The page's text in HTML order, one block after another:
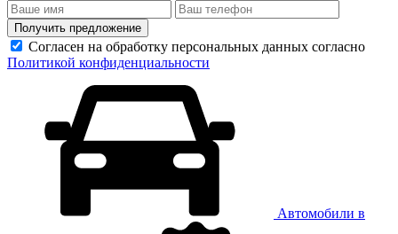
Получить предложение
Согласен на обработку персональных данных согласно
Политикой конфиденциальности
Автомобили в